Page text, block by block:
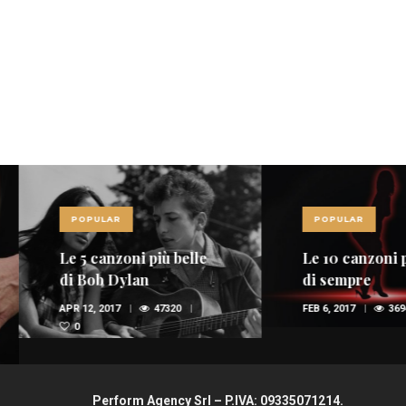
POPULAR
Le 5 canzoni più belle
di Bob Dylan
APR 12, 2017
47320
0
POPULAR
Le 10 canzoni
di sempre
FEB 6, 2017 36947
Perform Agency Srl – P.IVA: 09335071214.